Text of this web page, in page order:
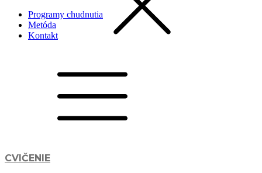
Programy chudnutia
Metóda
Kontakt
CVIČENIE